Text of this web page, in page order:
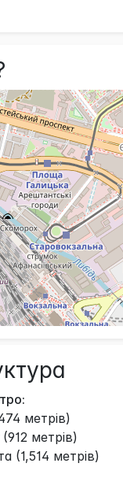
метрів)
метрів)
(1,514 метрів)